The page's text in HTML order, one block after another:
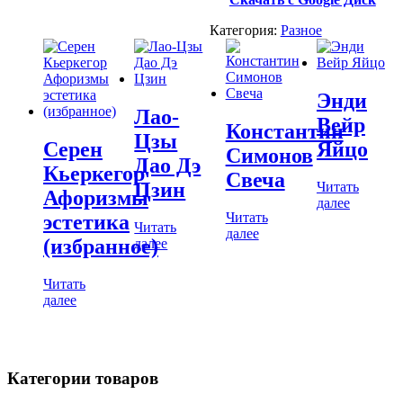
Категория: Разное
Серен
Кьеркегор
Афоризмы
эстетика
(избранное)
Читать
далее
Лао-
Цзы
Дао Дэ
Цзин
Читать
далее
Константин
Симонов
Свеча
Читать
далее
Энди
Вейр
Яйцо
Читать
далее
Категории товаров